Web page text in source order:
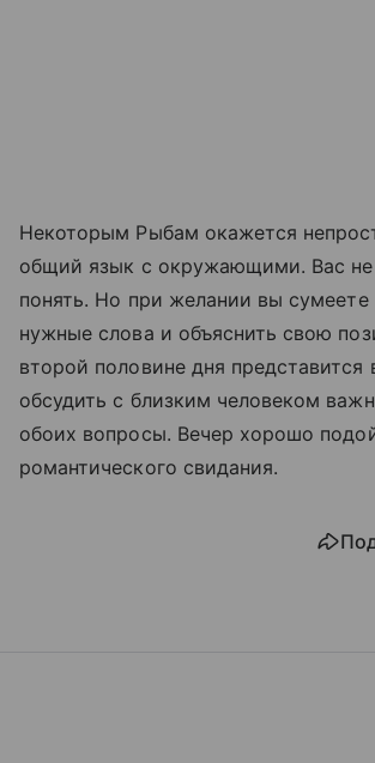
Некоторым Рыбам окажется
общий язык с окружающими. Вас не
понять. Но при желании вы сумеете
нужные слова и объяснить свою
второй половине дня представится
обсудить с близким человеком
обоих вопросы. Вечер хорошо
романтического свидания.